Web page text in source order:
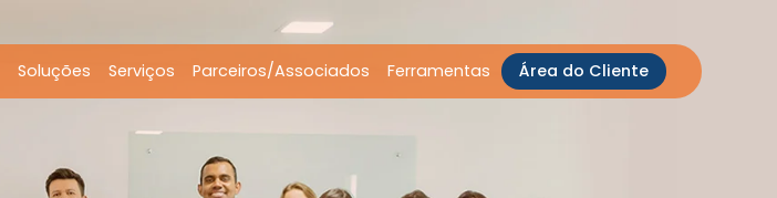
Soluções Serviços Parceiros/Associados Ferramentas Área do Cliente